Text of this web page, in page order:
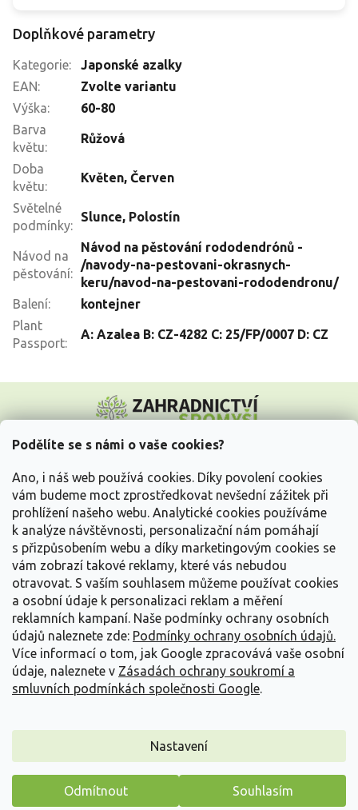
Podělíte se s námi o vaše cookies?
Ano, i náš web používá cookies. Díky povolení cookies
vám budeme moct zprostředkovat nevšední zážitek při
prohlížení našeho webu. Analytické cookies používáme
k analýze návštěvnosti, personalizační nám pomáhají
s přizpůsobením webu a díky marketingovým cookies se
vám zobrazí takové reklamy, které vás nebudou
otravovat. S vaším souhlasem můžeme používat cookies
a osobní údaje k personalizaci reklam a měření
reklamních kampaní. Naše podmínky ochrany osobních
údajů naleznete zde: Podmínky ochrany osobních údajů.
Více informací o tom, jak Google zpracovává vaše osobní
údaje, naleznete v Zásadách ochrany soukromí a
smluvních podmínkách společnosti Google.
Nastavení
Odmítnout Souhlasím
Doplňkové parametry
Kategorie:
Japonské azalky
EAN:
Zvolte variantu
Výška:
60-80
Barva
květu:
Růžová
Doba
květu:
Květen, Červen
Světelné
podmínky:
Slunce, Polostín
Návod na
pěstování:
Návod na pěstování rododendrónů -
/navody-na-pestovani-okrasnych-
keru/navod-na-pestovani-rododendronu/
Balení:
kontejner
Plant
Passport:
A: Azalea B: CZ-4282 C: 25/FP/0007 D: CZ
p
Vše o nákupu
Informace pro Vás
Kontakujte nás
Vytvořil Shoptet
Copyright 2026Zahradnictví Spomyšl. Všechna práva
vyhrazena.